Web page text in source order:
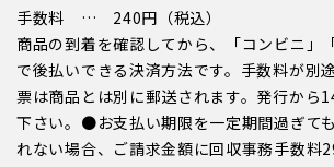
手数料 … 240円（税込）
商品の到着を確認してから、「コンビニ」
で後払いできる決済方法です。手数料が別
票は商品とは別に郵送されます。発行から
下さい。●お支払い期限を一定期間過ぎて
れない場合、ご請求金額に回収事務手数料